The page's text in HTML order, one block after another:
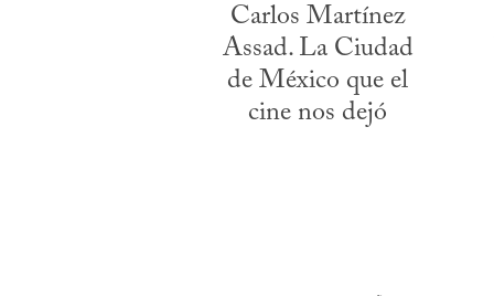
Carlos Martínez
Assad. La Ciudad
de México que el
cine nos dejó